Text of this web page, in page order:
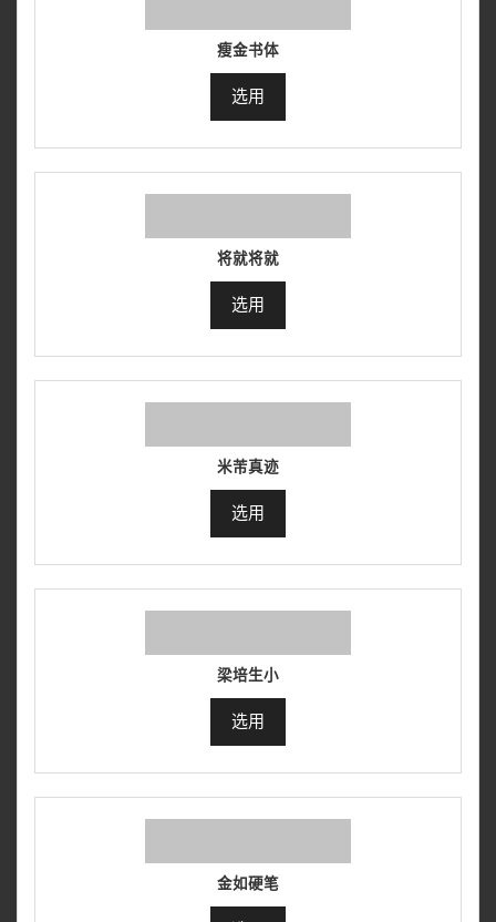
瘦金书体
选用
将就将就
选用
米芾真迹
选用
梁培生小
选用
金如硬笔